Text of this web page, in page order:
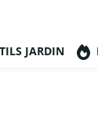
JARDIN